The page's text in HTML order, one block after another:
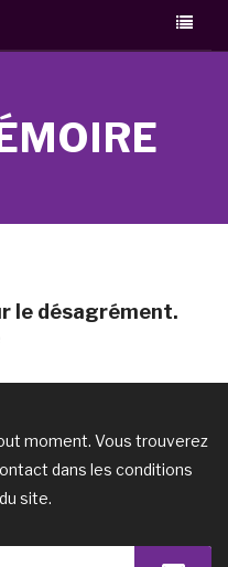
le désagrément.
moment. Vous trouverez
dans les conditions
site.